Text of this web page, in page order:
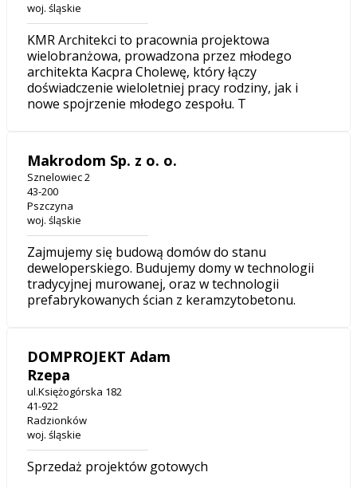
woj. śląskie
KMR Architekci to pracownia projektowa
wielobranżowa, prowadzona przez młodego
architekta Kacpra Cholewę, który łączy
doświadczenie wieloletniej pracy rodziny, jak i
nowe spojrzenie młodego zespołu. T
Makrodom Sp. z o. o.
Sznelowiec 2
43-200
Pszczyna
woj. śląskie
Zajmujemy się budową domów do stanu
deweloperskiego. Budujemy domy w technologii
tradycyjnej murowanej, oraz w technologii
prefabrykowanych ścian z keramzytobetonu.
DOMPROJEKT Adam
Rzepa
ul.Księżogórska 182
41-922
Radzionków
woj. śląskie
Sprzedaż projektów gotowych